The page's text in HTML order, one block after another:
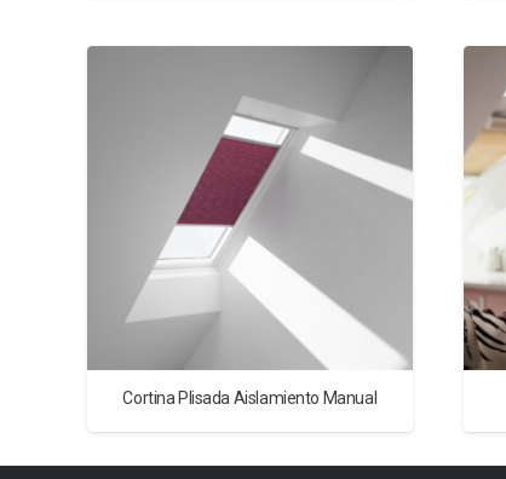
Cortina Plisada Aislamiento Manual